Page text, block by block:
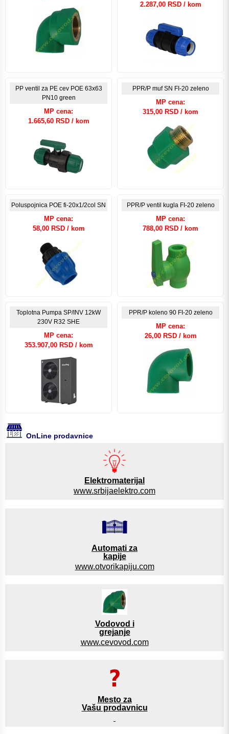
2.287,00 RSD / kom
PP ventil za PE cev POE 63x63
PN10 green
MP cena:
1.665,60 RSD / kom
PPR/P muf SN FI-20 zeleno
MP cena:
315,00 RSD / kom
Poluspojnica POE fi-20x1/2col SN
MP cena:
58,00 RSD / kom
PPR/P ventil kugla FI-20 zeleno
MP cena:
788,00 RSD / kom
Toplotna Pumpa SP/INV 12kW
230V R32 SHE
MP cena:
353.907,00 RSD / kom
PPR/P koleno 90 FI-20 zeleno
MP cena:
26,00 RSD / kom
OnLine prodavnice
Elektromaterijal
www.srbijaelektro.com
Automati za
kapije
www.otvorikapiju.com
Vodovod i
grejanje
www.cevovod.com
Mesto za
Vašu prodavnicu